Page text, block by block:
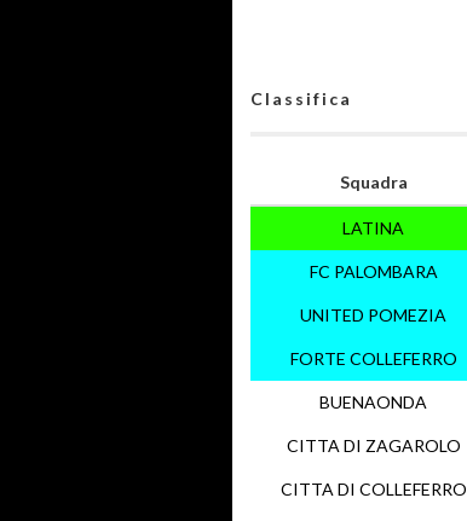
Classifica
Squadra
LATINA
FC PALOMBARA
UNITED POMEZIA
FORTE COLLEFERRO
BUENAONDA
CITTA DI ZAGAROLO
CITTA DI COLLEFERRO